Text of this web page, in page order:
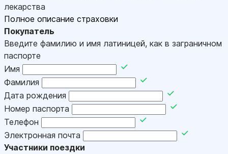
лекарства
Полное описание страховки
Покупатель
Введите фамилию и имя латиницей, как в заграничном
паспорте
Имя
Фамилия
Дата рождения
Номер паспорта
Телефон
Электронная почта
Участники поездки